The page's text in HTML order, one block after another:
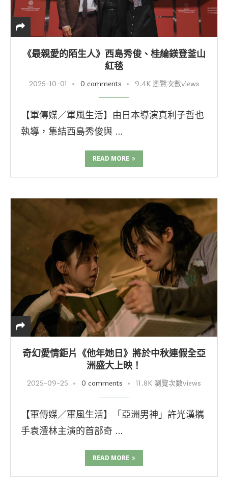
《最親愛的陌生人》西島秀俊、桂綸鎂登釜山
紅毯
2025-10-01 0 comments 9.4K 瀏覽次數views
【軍傳媒／軍風生活】由日本導演真利子哲也
執導，集結西島秀俊與 …
READ MORE
奇幻愛情鉅片《他年她日》將於中秋連假全亞
洲盛大上映！
2025-09-25 0 comments 11.8K 瀏覽次數views
【軍傳媒／軍風生活】「亞洲男神」許光漢攜
手袁澧林主演的首部奇 …
READ MORE